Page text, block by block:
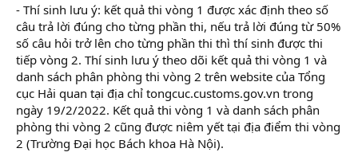
- Thí sinh lưu ý: kết quả thi vòng 1 được xác định theo số
câu trả lời đúng cho từng phần thi, nếu trả lời đúng từ 50%
số câu hỏi trở lên cho từng phần thi thì thí sinh được thi
tiếp vòng 2. Thí sinh lưu ý theo dõi kết quả thi vòng 1 và
danh sách phân phòng thi vòng 2 trên website của Tổng
cục Hải quan tại địa chỉ tongcuc.customs.gov.vn trong
ngày 19/2/2022. Kết quả thi vòng 1 và danh sách phân
phòng thi vòng 2 cũng được niêm yết tại địa điểm thi vòng
2 (Trường Đại học Bách khoa Hà Nội).